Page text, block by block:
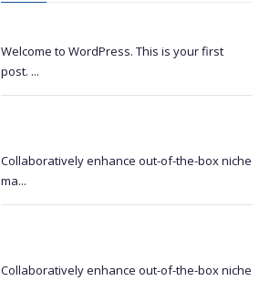
Welcome to WordPress. This is your first
post. ...
Collaboratively enhance out-of-the-box niche
ma...
Collaboratively enhance out-of-the-box niche